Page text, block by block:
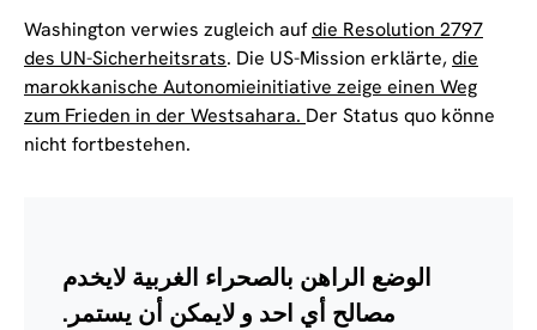
Washington verwies zugleich aufdie Resolution 2797
des UN-Sicherheitsrats. Die US-Mission erklärte,die
marokkanische Autonomieinitiative zeige einen Weg
zum Frieden in der Westsahara. Der Status quo könne
nicht fortbestehen.
الوضع الراهن بالصحراء الغربية لايخدم
مصالح أي احد و لايمكن أن يستمر.